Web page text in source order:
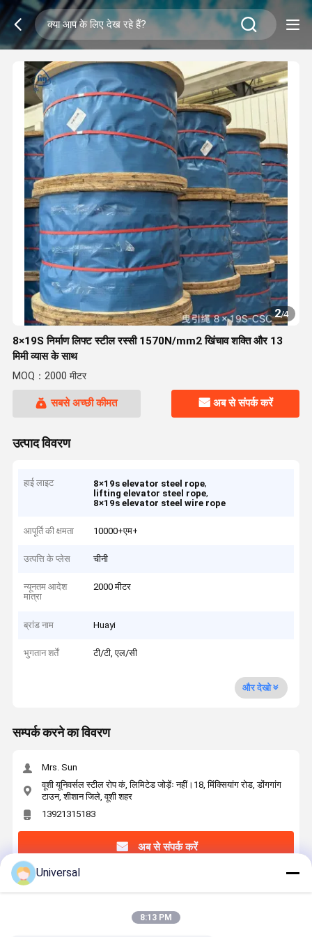
2/4
8×19S निर्माण लिफ्ट स्टील रस्सी 1570N/mm2 खिंचाव शक्ति और 13
मिमी व्यास के साथ
MOQ：2000 मीटर
सबसे अच्छी कीमत अब से संपर्क करें
उत्पाद विवरण
हाई लाइट 8×19s elevator steel rope,
lifting elevator steel rope,
8×19s elevator steel wire rope
आपूर्ति की क्षमता 10000+एम+
उत्पत्ति के प्लेस चीनी
न्यूनतम आदेश
मात्रा
2000 मीटर
ब्रांड नाम Huayi
भुगतान शर्तें टी/टी, एल/सी
और देखो
सम्पर्क करने का विवरण
Mrs. Sun
वूशी यूनिवर्सल स्टील रोप कं, लिमिटेड जोड़ेंः नहीं।18, मिंक्सियांग रोड, डोंगगांग
टाउन, शीशान जिले, वूशी शहर
13921315183
अब से संपर्क करें
सबसे उत्तम प्रतिदान प्राप्त करें
Universal
8:13 PM